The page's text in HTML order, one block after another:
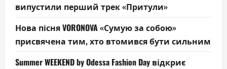
випустили перший трек «Притули»
Нова пісня VORONOVA «Сумую за собою»
присвячена тим, хто втомився бути сильним
Summer WEEKEND by Odessa Fashion Day відкриє